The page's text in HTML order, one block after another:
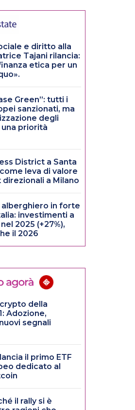
e diritto alla
Tajani rilancia:
etica per un
Green”: tutti i
sanzionati, ma
degli
priorità
District a Santa
leva di valore
a Milano
alberghiero in forte
investimenti a
2025 (+27%),
il 2026
della
Adozione,
segnali
il primo ETF
dedicato al
il rally si è